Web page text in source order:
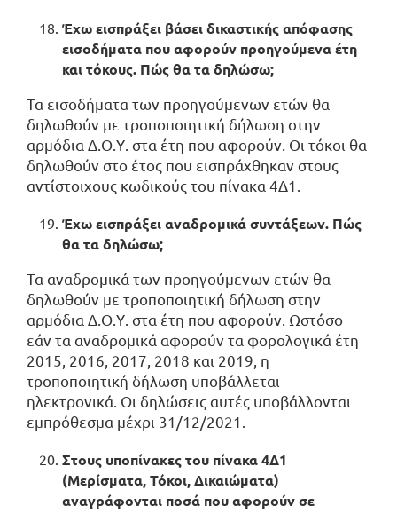
Έχω εισπράξει βάσει δικαστικής απόφασης
εισοδήματα που αφορούν προηγούμενα έτη
και τόκους. Πώς θα τα δηλώσω;
Τα εισοδήματα των προηγούμενων ετών θα
δηλωθούν με τροποποιητική δήλωση στην
αρμόδια Δ.Ο.Υ. στα έτη που αφορούν. Οι τόκοι θα
δηλωθούν στο έτος που εισπράχθηκαν στους
αντίστοιχους κωδικούς του πίνακα 4Δ1.
Έχω εισπράξει αναδρομικά συντάξεων. Πώς
θα τα δηλώσω;
Τα αναδρομικά των προηγούμενων ετών θα
δηλωθούν με τροποποιητική δήλωση στην
αρμόδια Δ.Ο.Υ. στα έτη που αφορούν. Ωστόσο
εάν τα αναδρομικά αφορούν τα φορολογικά έτη
2015, 2016, 2017, 2018 και 2019, η
τροποποιητική δήλωση υποβάλλεται
ηλεκτρονικά. Οι δηλώσεις αυτές υποβάλλονται
εμπρόθεσμα μέχρι 31/12/2021.
Στους υποπίνακες του πίνακα 4Δ1
(Μερίσματα, Τόκοι, Δικαιώματα)
αναγράφονται ποσά που αφορούν σε